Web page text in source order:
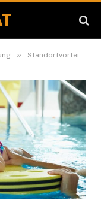
» Standortvorteil: Bludenz ist eine kinder- und familienfreundliche Stadt